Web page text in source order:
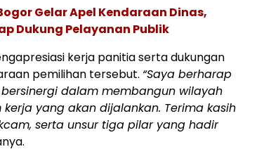
Gelar Apel Kendaraan Dinas,
Dukung Pelayanan Publik
kerja panitia serta dukungan
pemilihan tersebut. “Saya berharap
dalam membangun wilayah
yang akan dijalankan. Terima kasih
serta unsur tiga pilar yang hadir